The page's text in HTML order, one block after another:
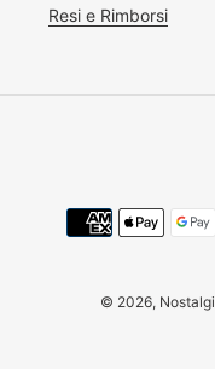
Resi e Rimborsi
© 2026,